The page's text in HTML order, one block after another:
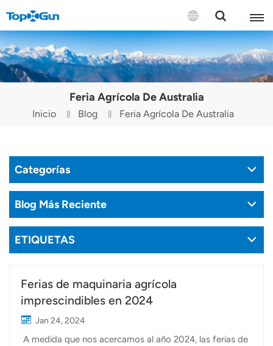
CONTÁCTENOS
English
Español
Português(Portugal)
Português(Brasil)
Türkçe
Feria Agrícola De Australia
Inicio Blog Feria Agrícola De Australia
Categorías
Blog Más Reciente
ETIQUETAS
Ferias de maquinaria agrícola
imprescindibles en 2024
Jan 24, 2024
A medida que nos acercamos al año 2024, las ferias de